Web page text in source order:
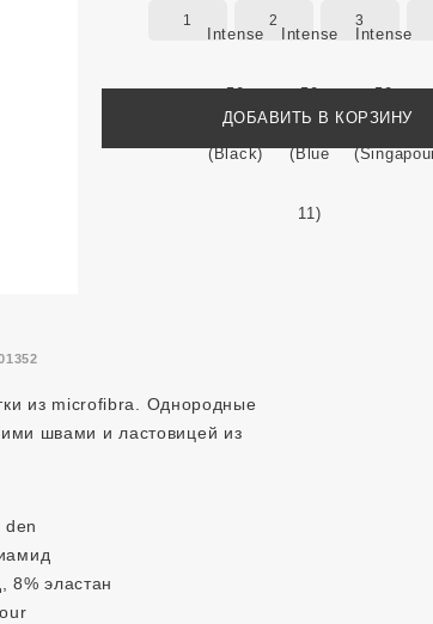
1 2 3
ДОБАВИТЬ В КОРЗИНУ
из microfibra. Однородные
швами и ластовицей из
den
8% эластан